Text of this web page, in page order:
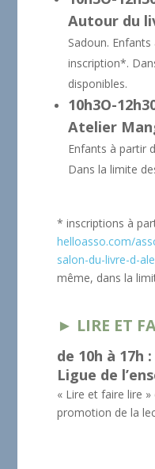
Autour du
Sadoun.
inscription*.
disponibles.
10h3O-
Atelier
Enfants à partir
Dans la limite
* inscriptions à
helloasso.com/
salon-du-livre-d-
même, dans la
► LIRE ET
de 10h à 17h
Ligue de
« Lire et faire lire
promotion de la